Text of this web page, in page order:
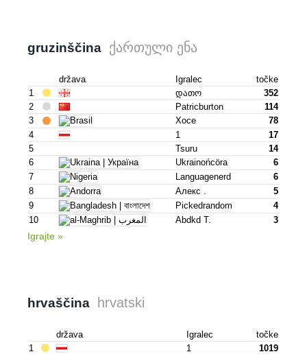
gruzinščina ქართული ენა
država Igralec
točke
1
Დათო
352
2
Patricburton
114
3
Хосе
78
4
1
17
5
Tsuru
14
6
Ukrainońcöra
6
7
Languagenerd
6
8
Алекс .
5
9
Pickedrandom
4
10
Abdkd T. 3
Igrajte »
hrvaščina hrvatski
država Igralec
točke
1
1
1019